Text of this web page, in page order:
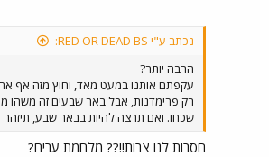
נכתב ע"י RED OR DEAD BS:
הרבה יותר?
עקפתם אותנו במעט מאד, וחוץ מזה אף
רק פרימדנות, אבל באר שבעים זה משהו
שכחו. ואם תרצה להיות בבאר שבע, תיזהר
חסרות לנו צרות!!?? מלחמת ערים?